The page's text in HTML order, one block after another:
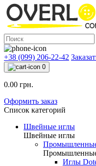
+38 (099) 206-22-42
0
0.00 грн.
Оформить заказ
Список категорий
Швейные иглы
Швейные иглы
Иглы